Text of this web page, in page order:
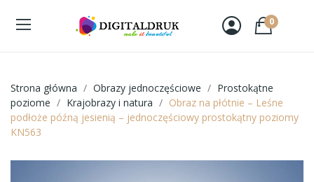
0
Strona główna Obrazy jednoczęściowe
Prostokątne
poziome
Krajobrazy i natura
Obraz na płótnie – Leśne
podłoże późną jesienią – jednoczęściowy prostokątny poziomy
KN563